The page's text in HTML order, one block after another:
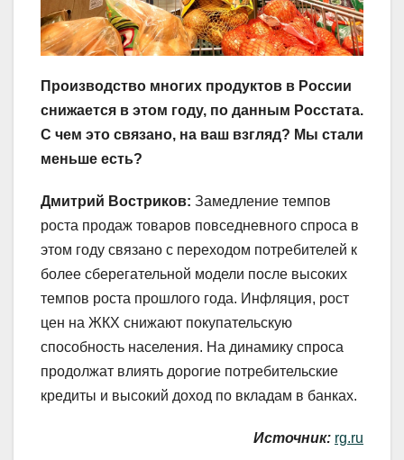
Производство многих продуктов в России
снижается в этом году, по данным Росстата.
С чем это связано, на ваш взгляд? Мы стали
меньше есть?
Дмитрий Востриков: Замедление темпов
роста продаж товаров повседневного спроса в
этом году связано с переходом потребителей к
более сберегательной модели после высоких
темпов роста прошлого года. Инфляция, рост
цен на ЖКХ снижают покупательскую
способность населения. На динамику спроса
продолжат влиять дорогие потребительские
кредиты и высокий доход по вкладам в банках.
Источник: rg.ru